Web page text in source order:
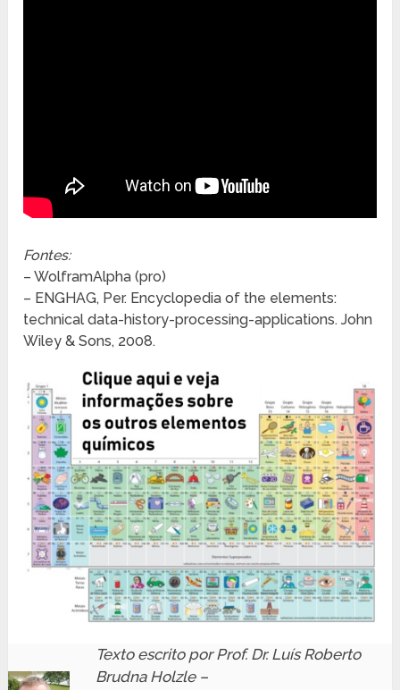
Fontes:
– WolframAlpha (pro)
– ENGHAG, Per. Encyclopedia of the elements:
technical data-history-processing-applications. John
Wiley & Sons, 2008.
Texto escrito por Prof. Dr. Luís Roberto
Brudna Holzle –